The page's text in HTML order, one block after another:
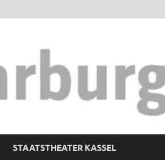
STAATSTHEATER KASSEL